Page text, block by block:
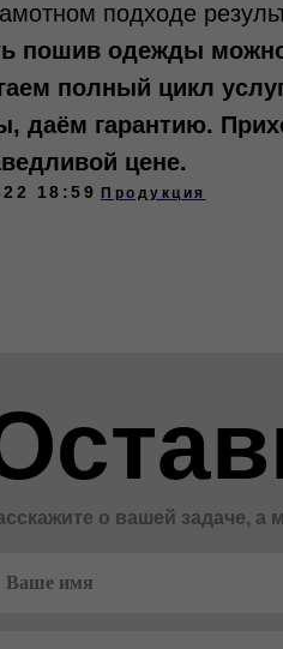
подходе
пошив одежды
полный цикл
даём гарантию.
цене.
18:59 Продукция
о вашей задаче,